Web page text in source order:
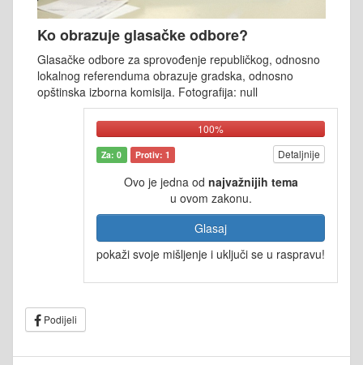
Ko obrazuje glasačke odbore?
Glasačke odbore za sprovođenje republičkog, odnosno
lokalnog referenduma obrazuje gradska, odnosno
opštinska izborna komisija. Fotografija: null
100%
Za: 0 Protiv: 1 Detaljnije
Ovo je jedna od najvažnijih tema
u ovom zakonu.
Glasaj
pokaži svoje mišljenje i uključi se u raspravu!
Podijeli